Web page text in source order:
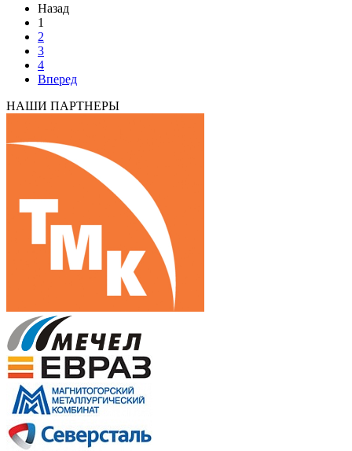
Назад
1
2
3
4
Вперед
НАШИ ПАРТНЕРЫ